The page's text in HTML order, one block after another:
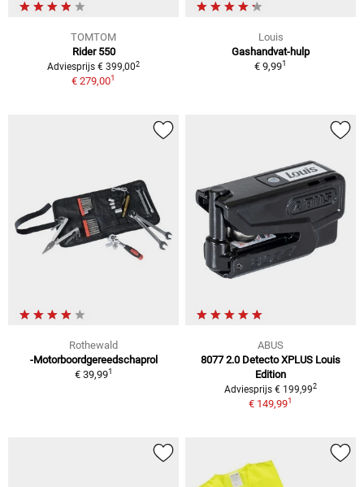
TOMTOM
Rider 550
Adviesprijs € 399,002
€ 279,001
Louis
Gashandvat-hulp
€ 9,991
Rothewald
-Motorboordgereedschaprol
€ 39,991
ABUS
8077 2.0 Detecto XPLUS Louis
Edition
Adviesprijs € 199,992
€ 149,991